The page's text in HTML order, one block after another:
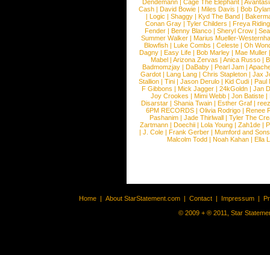
Dendemann |Cage The Elephant |
Cash | David Bowie | Miles Davis | Bob Dylan
|Logic |Shaggy |Kyd The Band |
Conan Gray |Tyler Childers |Freya
Fender |Benny Blanco |Sheryl Crow |
Summer Walker |Marius Mueller-
Blowfish | Luke Combs | Celeste | Oh
Dagny |Easy Life |Bob Marley |Mae Muller
Mabel |Arizona Zervas |Anica Russo |
Badmomzjay |DaBaby |Pearl Jam |
Gardot | Lang Lang | Chris Stapleton | Jax
Stallion |Tini |Jason Derulo |Kid Cudi |Paul
F Gibbons | Mick Jagger | 24kGoldn | Jan
Joy Crookes | Mimi Webb | Jon Batiste |
Disarstar | Shania Twain | Esther Graf |
6PM RECORDS | Olivia Rodrigo | Renee
Pashanim |Jade Thirlwall |Tyler The
Zartmann | Doechii | Lola Young | Zah1de |
| J. Cole | Frank Gerber | Mumford and Sons
Malcolm Todd | Noah Kahan | Ella
Home | About StarStatement.com | Contact | Impressum |
© 2009 + ® 2011, Star